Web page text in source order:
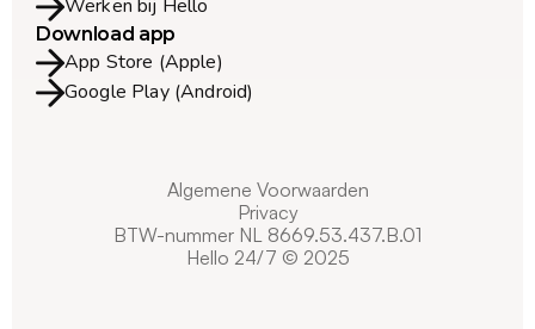
Werken bij Hello
Download app
App Store (Apple)
Google Play (Android)
Hello 24/7 © 2025
Algemene Voorwaarden
Privacy
BTW-nummer NL 8669.53.437.B.01